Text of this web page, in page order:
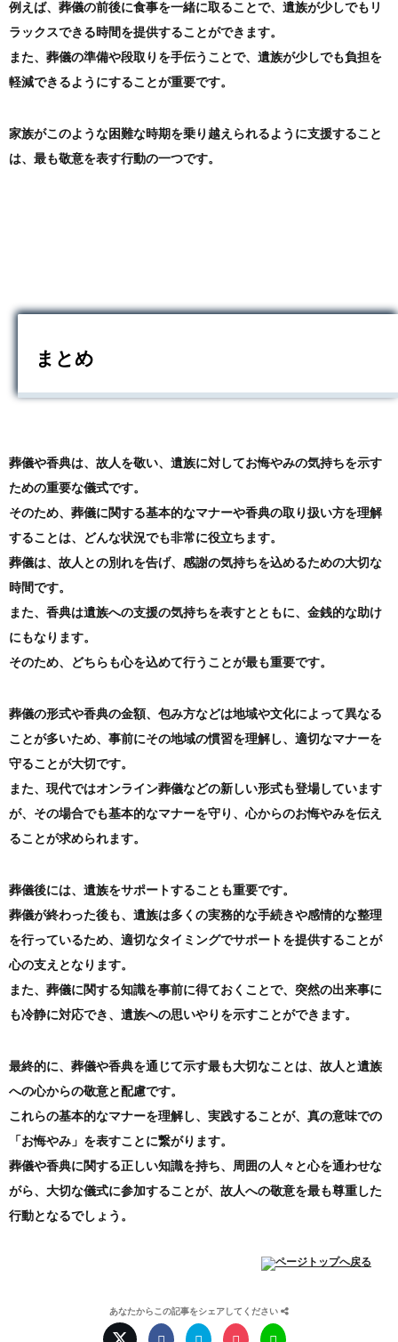
例えば、葬儀の前後に食事を一緒に取ることで、遺族が少しでもリ
ラックスできる時間を提供することができます。
また、葬儀の準備や段取りを手伝うことで、遺族が少しでも負担を
軽減できるようにすることが重要です。
家族がこのような困難な時期を乗り越えられるように支援すること
は、最も敬意を表す行動の一つです。
まとめ
葬儀や香典は、故人を敬い、遺族に対してお悔やみの気持ちを示す
ための重要な儀式です。
そのため、葬儀に関する基本的なマナーや香典の取り扱い方を理解
することは、どんな状況でも非常に役立ちます。
葬儀は、故人との別れを告げ、感謝の気持ちを込めるための大切な
時間です。
また、香典は遺族への支援の気持ちを表すとともに、金銭的な助け
にもなります。
そのため、どちらも心を込めて行うことが最も重要です。
葬儀の形式や香典の金額、包み方などは地域や文化によって異なる
ことが多いため、事前にその地域の慣習を理解し、適切なマナーを
守ることが大切です。
また、現代ではオンライン葬儀などの新しい形式も登場しています
が、その場合でも基本的なマナーを守り、心からのお悔やみを伝え
ることが求められます。
葬儀後には、遺族をサポートすることも重要です。
葬儀が終わった後も、遺族は多くの実務的な手続きや感情的な整理
を行っているため、適切なタイミングでサポートを提供することが
心の支えとなります。
また、葬儀に関する知識を事前に得ておくことで、突然の出来事に
も冷静に対応でき、遺族への思いやりを示すことができます。
最終的に、葬儀や香典を通じて示す最も大切なことは、故人と遺族
への心からの敬意と配慮です。
これらの基本的なマナーを理解し、実践することが、真の意味での
「お悔やみ」を表すことに繋がります。
葬儀や香典に関する正しい知識を持ち、周囲の人々と心を通わせな
がら、大切な儀式に参加することが、故人への敬意を最も尊重した
行動となるでしょう。
あなたからこの記事をシェアしてください